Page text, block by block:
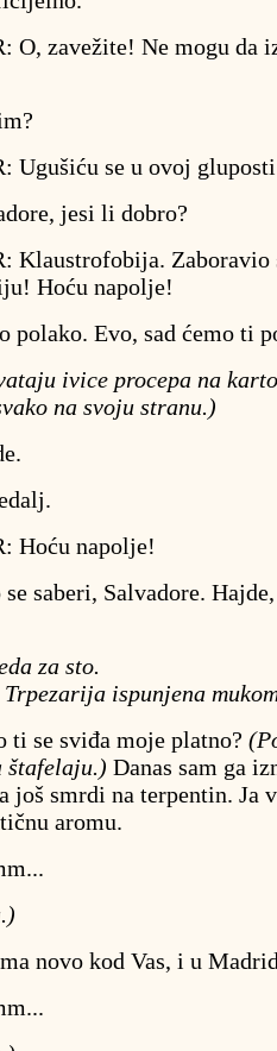
O, zavežite! Ne mogu da
Ugušiću se u ovoj
jesi li dobro?
Klaustrofobija. Zaboravio
Hoću napolje!
polako. Evo, sad ćemo ti
ivice procepa na
na svoju stranu.)
Hoću napolje!
saberi, Salvadore.
za sto.
Trpezarija ispunjena
ti se sviđa moje platno?
štafelaju.) Danas sam ga
još smrdi na terpentin. Ja
aromu.
novo kod Vas, i u